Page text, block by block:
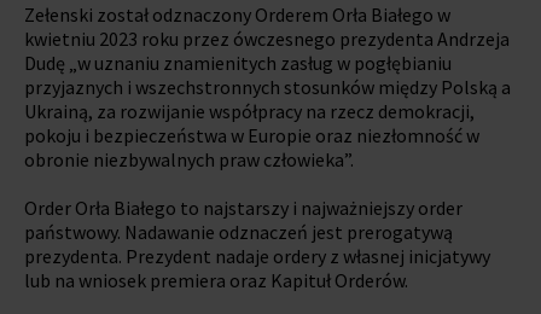
Zełenski został odznaczony Orderem Orła Białego w
kwietniu 2023 roku przez ówczesnego prezydenta Andrzeja
Dudę „w uznaniu znamienitych zasług w pogłębianiu
przyjaznych i wszechstronnych stosunków między Polską a
Ukrainą, za rozwijanie współpracy na rzecz demokracji,
pokoju i bezpieczeństwa w Europie oraz niezłomność w
obronie niezbywalnych praw człowieka”.
Order Orła Białego to najstarszy i najważniejszy order
państwowy. Nadawanie odznaczeń jest prerogatywą
prezydenta. Prezydent nadaje ordery z własnej inicjatywy
lub na wniosek premiera oraz Kapituł Orderów.